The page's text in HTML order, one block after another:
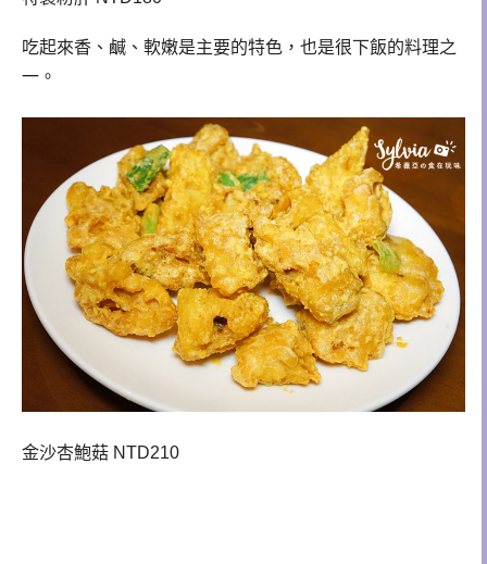
吃起來香、鹹、軟嫩是主要的特色，也是很下飯的料理之
一。
金沙杏鮑菇 NTD210